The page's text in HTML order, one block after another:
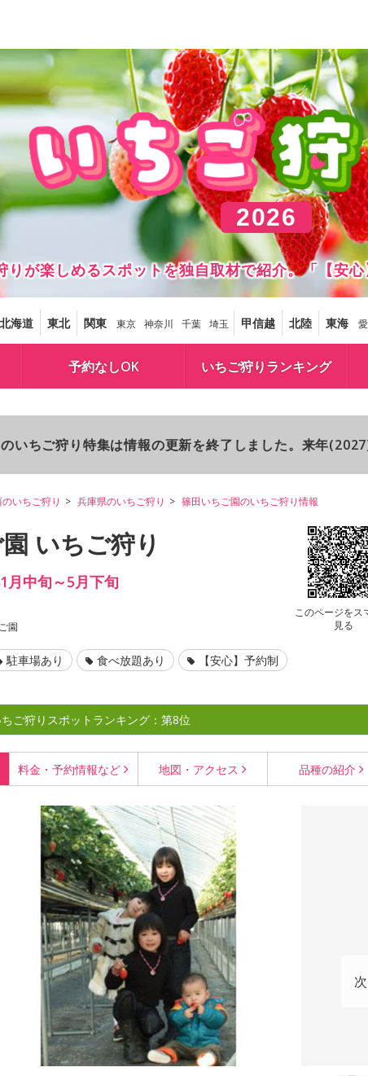
2026
りが楽しめるスポットを独自取材で紹介。「【安
北海道 東北 関東 東京 神奈川 千葉 埼玉 甲信越 北陸 東海
予約なしOK いちご狩りランキング
いちご狩り特集は情報の更新を終了しました。来年
いちご狩り 兵庫県のいちご狩り 篠田いちご園のいちご狩り情報
いちご狩り
このページをス
見る
月中旬～5月下旬
園
駐車場あり 食べ放題あり 【安心】予約制
ご狩りスポットランキング：第8位
料金・予約情報など 地図・ アクセス 品種の紹介
次